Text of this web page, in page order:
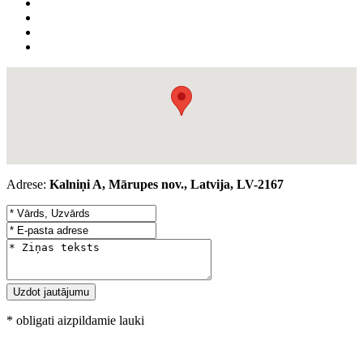
Adrese: Kalniņi A, Mārupes nov., Latvija, LV-2167
* obligati aizpildamie lauki